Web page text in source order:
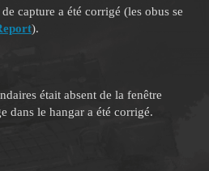
capture a été corrigé (les obus se
).
était absent de la fenêtre
dans le hangar a été corrigé.